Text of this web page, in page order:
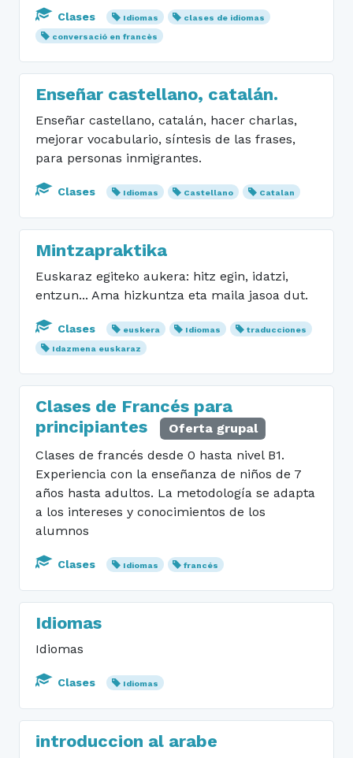
Clases Idiomas
clases de idiomas
conversació en francès
Enseñar castellano, catalán.
Enseñar castellano, catalán, hacer charlas,
mejorar vocabulario, síntesis de las frases,
para personas inmigrantes.
Clases Idiomas Castellano Catalan
Mintzapraktika
Euskaraz egiteko aukera: hitz egin, idatzi,
entzun... Ama hizkuntza eta maila jasoa dut.
Clases euskera Idiomas
traducciones
Idazmena euskaraz
Clases de Francés para
principiantes
Oferta grupal
Clases de francés desde 0 hasta nivel B1.
Experiencia con la enseñanza de niños de 7
años hasta adultos. La metodología se adapta
a los intereses y conocimientos de los
alumnos
Clases Idiomas francés
Idiomas
Idiomas
Clases Idiomas
introduccion al arabe